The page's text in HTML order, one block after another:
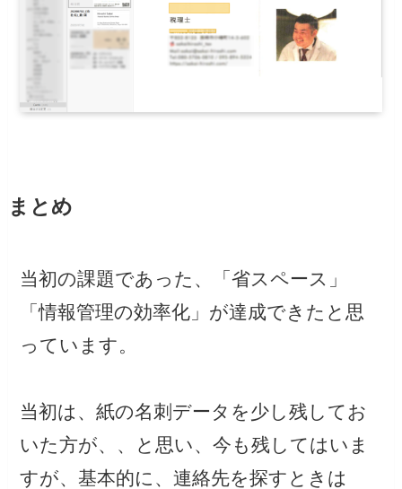
まとめ
当初の課題であった、「省スペース」
「情報管理の効率化」が達成できたと思
っています。
当初は、紙の名刺データを少し残してお
いた方が、、と思い、今も残してはいま
すが、基本的に、連絡先を探すときは